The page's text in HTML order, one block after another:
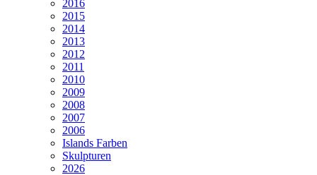
2016
2015
2014
2013
2012
2011
2010
2009
2008
2007
2006
Islands Farben
Skulpturen
2026